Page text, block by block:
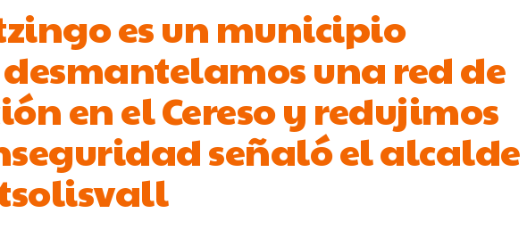
es un municipio
una red de
en el Cereso y redujimos
señaló el alcalde